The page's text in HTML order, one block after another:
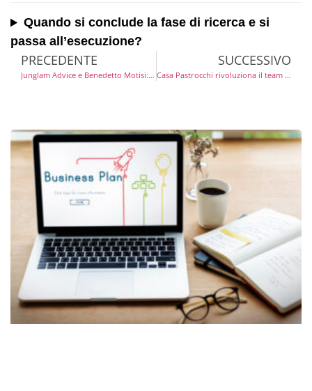
Quando si conclude la fase di ricerca e si
passa all’esecuzione?
PRECEDENTE
Junglam Advice e Benedetto Motisi: l’AI automation sbarca in Italia con una partnership di eccellenza
SUCCESSIVO
Casa Pastrocchi rivoluziona il team building a Milano: l’arte della pasta fresca per unire i gruppi aziendali